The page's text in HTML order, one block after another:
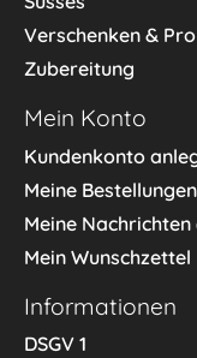
Verschenken &
Zubereitung
Mein Konto
Kundenkonto
Meine Bestellungen
Meine
Mein Wunschzettel
Informationen
DSGV 1